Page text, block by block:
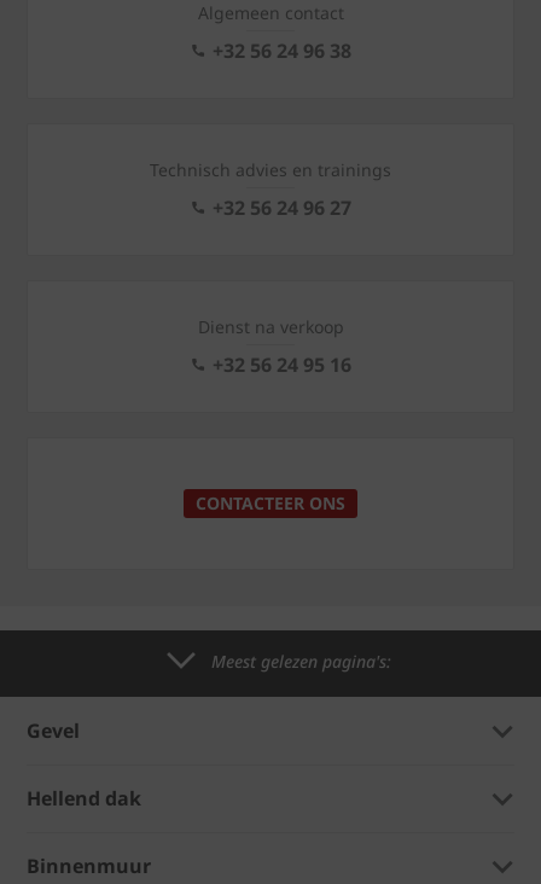
Algemeen contact
+32 56 24 96 38
Technisch advies en trainings
+32 56 24 96 27
Dienst na verkoop
+32 56 24 95 16
CONTACTEER ONS
Meest gelezen pagina's:
Gevel
Hellend dak
Binnenmuur